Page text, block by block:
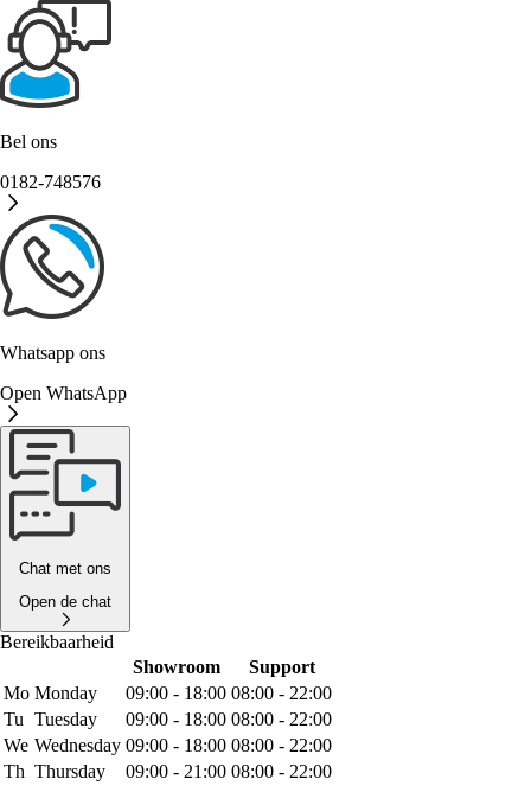
Bel ons
0182-748576
Whatsapp ons
Open WhatsApp
Chat met ons
Open de chat
Bereikbaarheid
Showroom
Support
Mo Monday 09:00 - 18:00 08:00 - 22:00
Tu Tuesday 09:00 - 18:00 08:00 - 22:00
We Wednesday 09:00 - 18:00 08:00 - 22:00
Th Thursday 09:00 - 21:00 08:00 - 22:00